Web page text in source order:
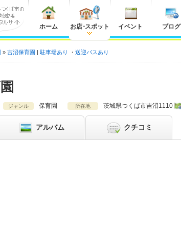
ホーム お店・スポット イベント ブログ
吉沼保育園 駐車場あり 送迎バスあり
ジャンル 保育園 所在地 茨城県つくば市吉沼1110
アルバム クチコミ